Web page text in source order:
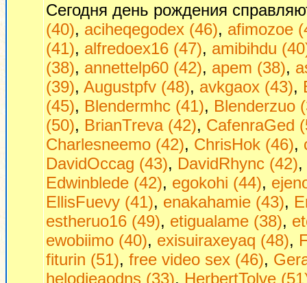
Сегодня день рождения
(40), aciheqegodex (46), afimozoe
(41), alfredoex16 (47), amibihdu
(38), annettelp60 (42), apem (38),
(39), Augustpfv (48), avkgaox (43),
(45), Blendermhc (41), Blenderzuo
(50), BrianTreva (42), CafenraGed
Charlesneemo (42), ChrisHok (46),
DavidOccag (43), DavidRhync (42),
Edwinblede (42), egokohi (44),
EllisFuevy (41), enakahamie (43),
estheruo16 (49), etigualame (38),
ewobiimo (40), exisuiraxeyaq (48),
fiturin (51), free video sex (46),
helodieaodns (33), HerbertTolve